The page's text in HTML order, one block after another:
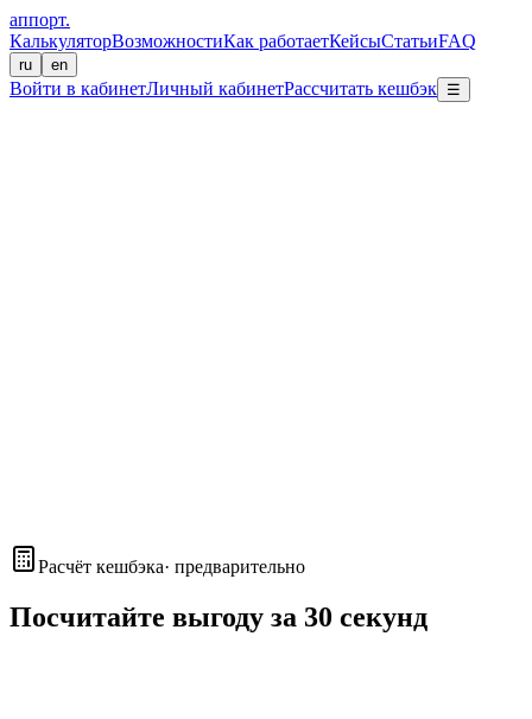
аппорт.
КалькуляторВозможностиКак работаетКейсыСтатьиFAQ
ru en
Войти в кабинетЛичный кабинетРассчитать кешбэк ☰
Расчёт кешбэка· предварительно
Посчитайте выгоду за 30 секунд